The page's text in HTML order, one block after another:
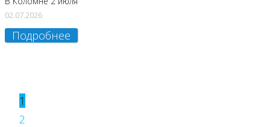
02.07.2026
Подробнее
1
2